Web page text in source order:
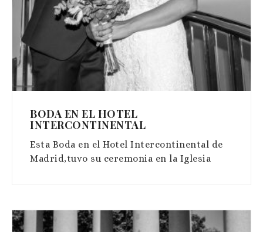
BODA EN EL HOTEL
INTERCONTINENTAL
Esta Boda en el Hotel Intercontinental de
Madrid,tuvo su ceremonia en la Iglesia